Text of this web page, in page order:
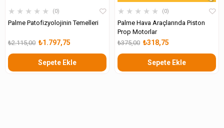
★ ★ ★ ★ ★ 0
Palme Patofizyolojinin Temelleri
₺1.797,75
₺2.115,00
Sepete Ekle
★ ★ ★ ★ ★ 0
Palme Hava Araçlarında Piston
Prop Motorlar
₺318,75
₺375,00
Sepete Ekle